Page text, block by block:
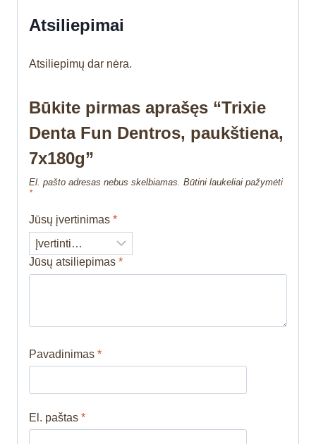
Atsiliepimai
Atsiliepimų dar nėra.
Būkite pirmas aprašęs “Trixie
Denta Fun Dentros, paukštiena,
7x180g”
El. pašto adresas nebus skelbiamas. Būtini laukeliai pažymėti
*
Jūsų įvertinimas *
Jūsų atsiliepimas *
Pavadinimas *
El. paštas *